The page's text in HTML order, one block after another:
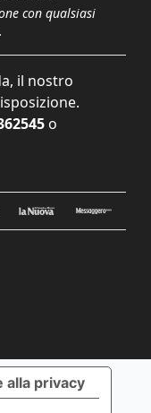
con qualsiasi
il nostro
o
alla privacy